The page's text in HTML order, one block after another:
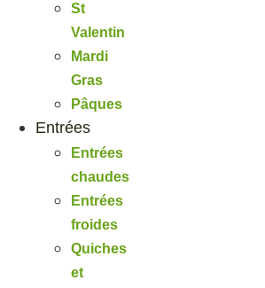
St
Valentin
Mardi
Gras
Pâques
Entrées
Entrées
chaudes
Entrées
froides
Quiches
et